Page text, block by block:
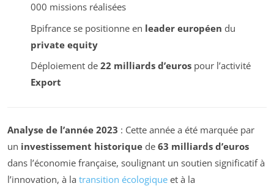
000 missions réalisées
Bpifrance se positionne en leader européen du
private equity
Déploiement de 22 milliards d’eurospour l’activité
Export
Analyse de l’année 2023 : Cette année a été marquée par
un investissement historique de 63 milliards d’euros
dans l’économie française, soulignant un soutien significatif à
l’innovation, à la transition écologique et à la